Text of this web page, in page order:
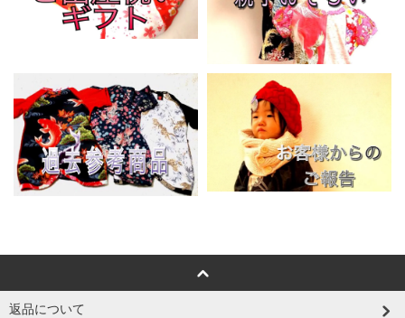
返品について